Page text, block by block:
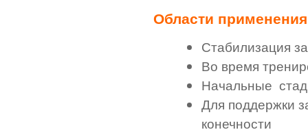
Области
Стабилизация
Во время
Начальные
Для поддержки
конечности